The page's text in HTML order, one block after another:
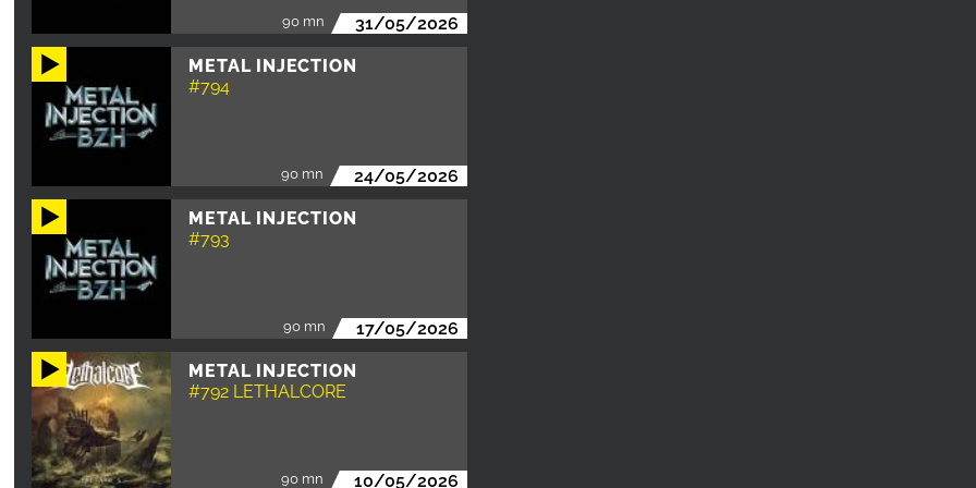
90 mn 31/05/2026
METAL INJECTION
#794
90 mn 24/05/2026
METAL INJECTION
#793
90 mn 17/05/2026
METAL INJECTION
#792 LETHALCORE
90 mn 10/05/2026